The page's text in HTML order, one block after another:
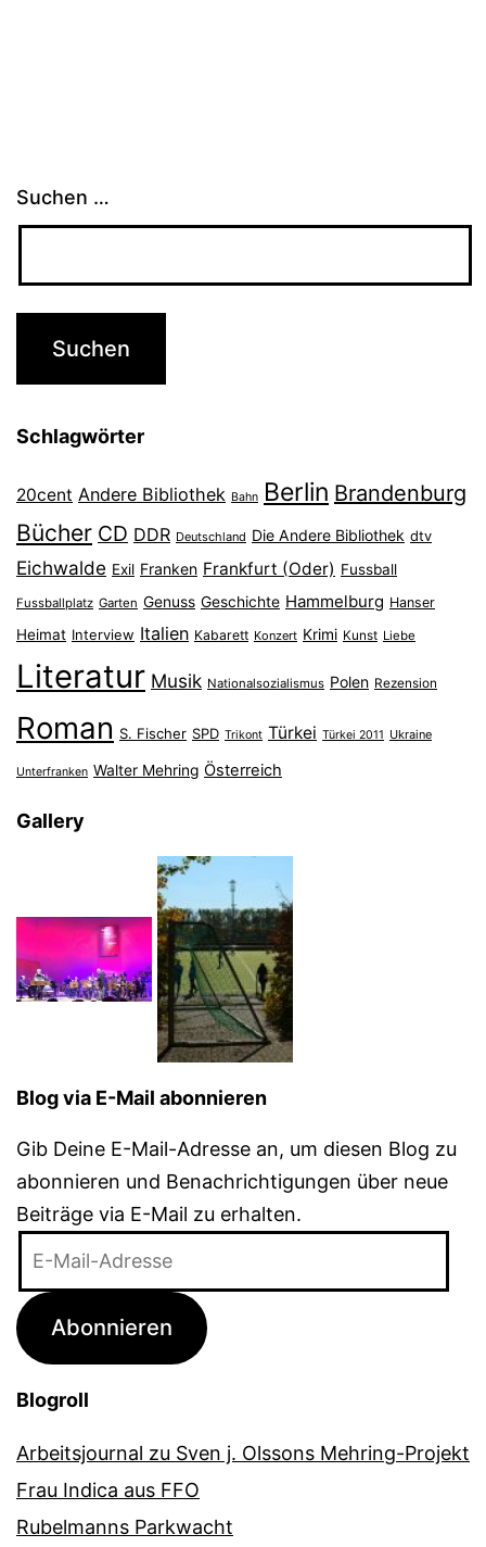
Suchen …
Schlagwörter
20cent Andere Bibliothek Bahn Berlin Brandenburg
Bücher CD DDR Deutschland Die Andere Bibliothek dtv
Eichwalde Exil Franken Frankfurt (Oder) Fussball
Fussballplatz Garten Genuss Geschichte Hammelburg Hanser
Heimat Interview Italien Kabarett Konzert Krimi Kunst Liebe
Literatur Musik Nationalsozialismus Polen Rezension
Roman S. Fischer SPD Trikont Türkei Türkei 2011 Ukraine
Unterfranken Walter Mehring Österreich
Gallery
Blog via E-Mail abonnieren
Gib Deine E-Mail-Adresse an, um diesen Blog zu
abonnieren und Benachrichtigungen über neue
Beiträge via E-Mail zu erhalten.
Adresse
Abonnieren
Blogroll
Arbeitsjournal zu Sven j. Olssons Mehring-Projekt
Frau Indica aus FFO
Rubelmanns Parkwacht